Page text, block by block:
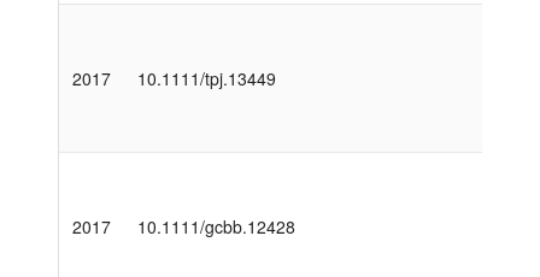
2017 10.1111/tpj.13449
2017 10.1111/gcbb.12428